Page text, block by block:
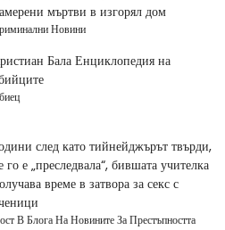
мъртви в изгорял дом
Новини
Бала Енциклопедия на
след като тийнейджърът твърди,
го е „преследвала“, бившата учителка
време в затвора за секс с
В Блога На Новините За Престъпността